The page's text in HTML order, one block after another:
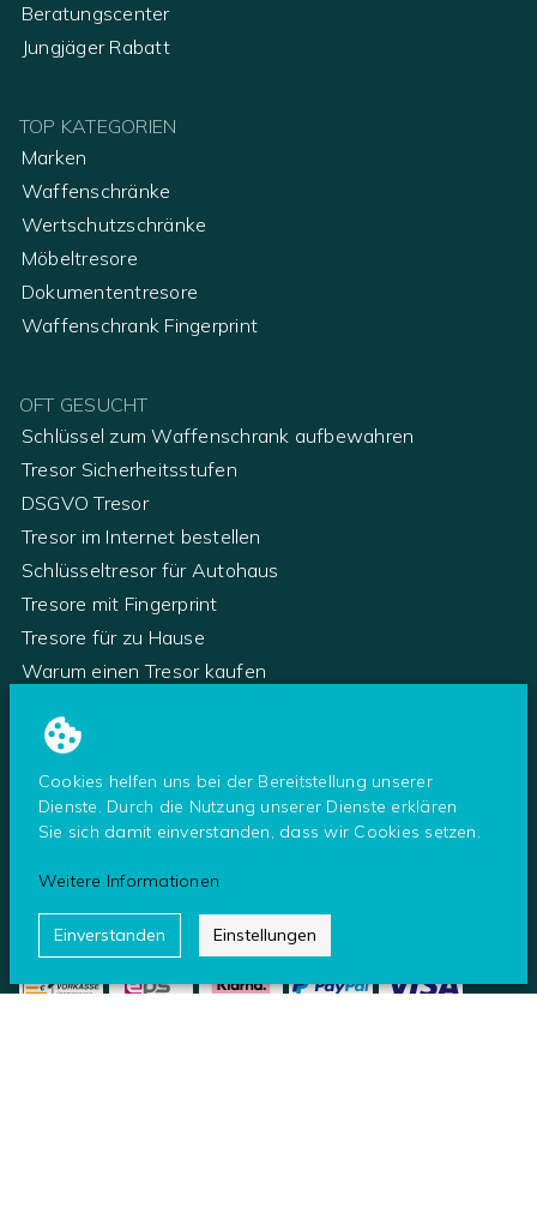
Cookies helfen uns bei der Bereitstellung unserer
Dienste. Durch die Nutzung unserer Dienste erklären
Sie sich damit einverstanden, dass wir Cookies setzen.
Weitere Informationen
Einverstanden Einstellungen
Beratungscenter
Jungjäger Rabatt
TOP KATEGORIEN
Marken
Waffenschränke
Wertschutzschränke
Möbeltresore
Dokumententresore
Waffenschrank Fingerprint
OFT GESUCHT
Schlüssel zum Waffenschrank aufbewahren
Tresor Sicherheitsstufen
DSGVO Tresor
Tresor im Internet bestellen
Schlüsseltresor für Autohaus
Tresore mit Fingerprint
Tresore für zu Hause
Warum einen Tresor kaufen
Tresor Service
ZAHLUNG